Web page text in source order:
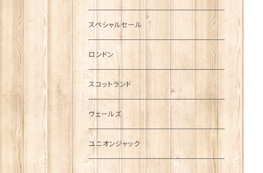
ミニカー
チャーム
犬グッズ
傘
指貫(シンブル)
スペシャルセール
ロンドン
スコットランド
ウェールズ
ユニオンジャック